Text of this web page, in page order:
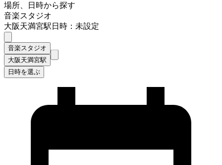
場所、日時から探す
音楽スタジオ
大阪天満宮駅日時：未設定
音楽スタジオ
大阪天満宮駅
日時を選ぶ